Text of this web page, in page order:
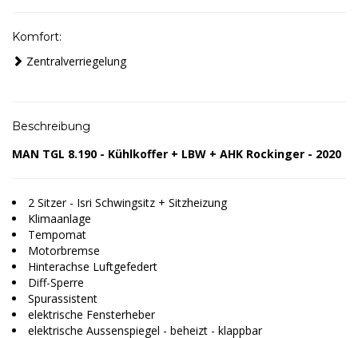
Komfort:
Zentralverriegelung
Beschreibung
MAN TGL 8.190 - Kühlkoffer + LBW + AHK Rockinger - 2020
2 Sitzer - Isri Schwingsitz + Sitzheizung
Klimaanlage
Tempomat
Motorbremse
Hinterachse Luftgefedert
Diff-Sperre
Spurassistent
elektrische Fensterheber
elektrische Aussenspiegel - beheizt - klappbar